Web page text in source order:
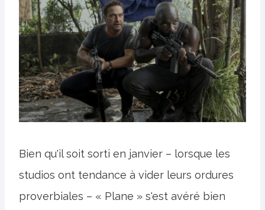
Bien qu'il soit sorti en janvier – lorsque les
studios ont tendance à vider leurs ordures
proverbiales – « Plane » s'est avéré bien